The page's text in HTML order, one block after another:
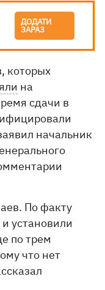
ДОДАТИ
ЗАРАЗ
которых
на
сдачи в
начальник
По факту
установили
по трем
что нет